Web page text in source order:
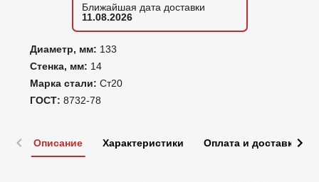
Диаметр, мм: 133
Стенка, мм: 14
Марка стали: Ст20
ГОСТ: 8732-78
Ближайшая дата доставки
11.08.2026
Описание Характеристики Оплата и доставка